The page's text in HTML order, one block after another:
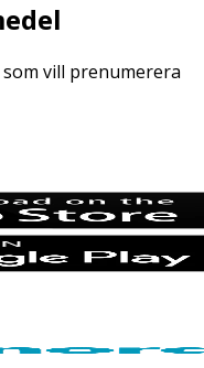
vill prenumerera